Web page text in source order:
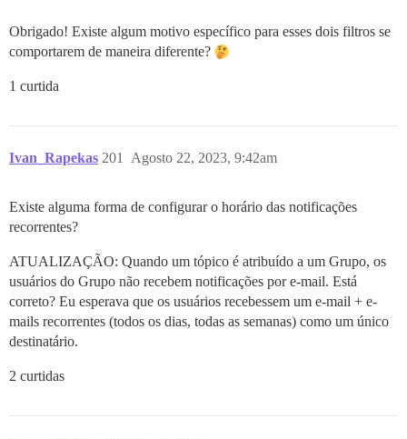
Obrigado! Existe algum motivo específico para esses dois filtros se
comportarem de maneira diferente?
1 curtida
Ivan_Rapekas Agosto 22, 2023, 9:42am
201
Existe alguma forma de configurar o horário das notificações
recorrentes?
ATUALIZAÇÃO: Quando um tópico é atribuído a um Grupo, os
usuários do Grupo não recebem notificações por e-mail. Está
correto? Eu esperava que os usuários recebessem um e-mail + e-
mails recorrentes (todos os dias, todas as semanas) como um único
destinatário.
2 curtidas